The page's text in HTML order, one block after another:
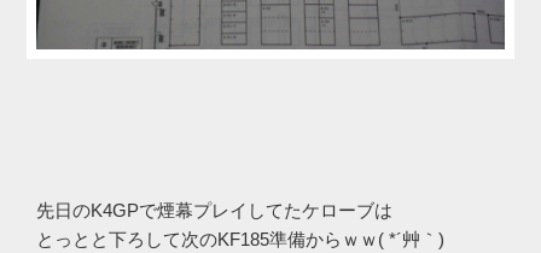
先日のK4GPで煙幕プレイしてたケローブは
とっとと下ろして次のKF185準備からｗｗ( *´艸｀)